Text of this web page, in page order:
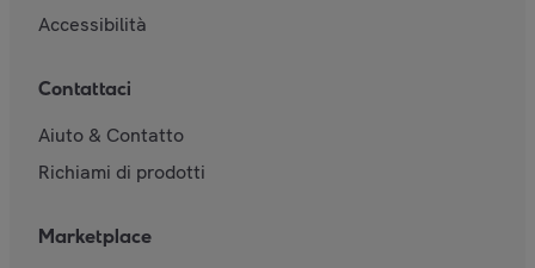
Accessibilità
Contattaci
Aiuto & Contatto
Richiami di prodotti
Marketplace